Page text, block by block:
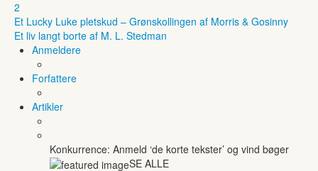
2
Et Lucky Luke pletskud – Grønskollingen af Morris & Gosinny
Et liv langt borte af M. L. Stedman
Anmeldere
Forfattere
Artikler
Konkurrence: Anmeld ‘de korte tekster’ og vind bøger
SE ALLE